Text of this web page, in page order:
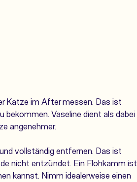
Katze im After messen. Das ist
bekommen. Vaseline dient als dabei
angenehmer.
vollständig entfernen. Das ist
nicht entzündet. Ein Flohkamm ist
kannst. Nimm idealerweise einen